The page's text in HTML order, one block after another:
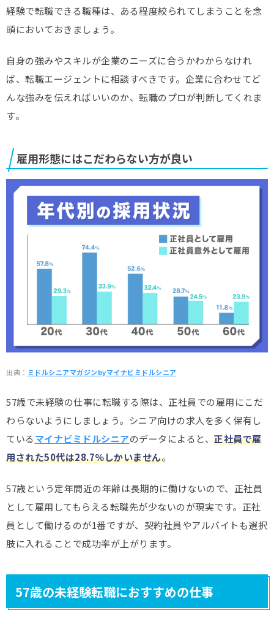
経験で転職できる職種は、ある程度絞られてしまうことを念
頭においておきましょう。
自身の強みやスキルが企業のニーズに合うかわからなけれ
ば、転職エージェントに相談すべきです。企業に合わせてど
んな強みを伝えればいいのか、転職のプロが判断してくれま
す。
雇用形態にはこだわらない方が良い
出典： ミドルシニアマガジンbyマイナビミドルシニア
57歳で未経験の仕事に転職する際は、正社員での雇用にこだ
わらないようにしましょう。シニア向けの求人を多く保有し
ている マイナビミドルシニアのデータによると、 正社員で雇
用された50代は28.7％しかいません。
57歳という定年間近の年齢は長期的に働けないので、正社員
として雇用してもらえる転職先が少ないのが現実です。正社
員として働けるのが1番ですが、契約社員やアルバイトも選択
肢に入れることで成功率が上がります。
57歳の未経験転職におすすめの仕事